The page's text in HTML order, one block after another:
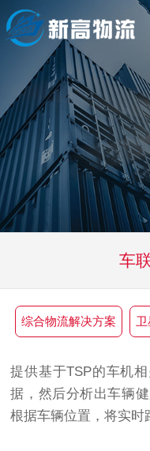
车
综合物流解决方案
提供基于TSP的车机
据，然后分析出车辆
根据车辆位置，将实时